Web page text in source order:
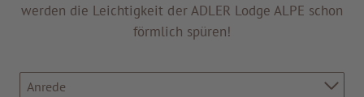
werden die Leichtigkeit der ADLER Lodge ALPE schon
förmlich spüren!
Anrede